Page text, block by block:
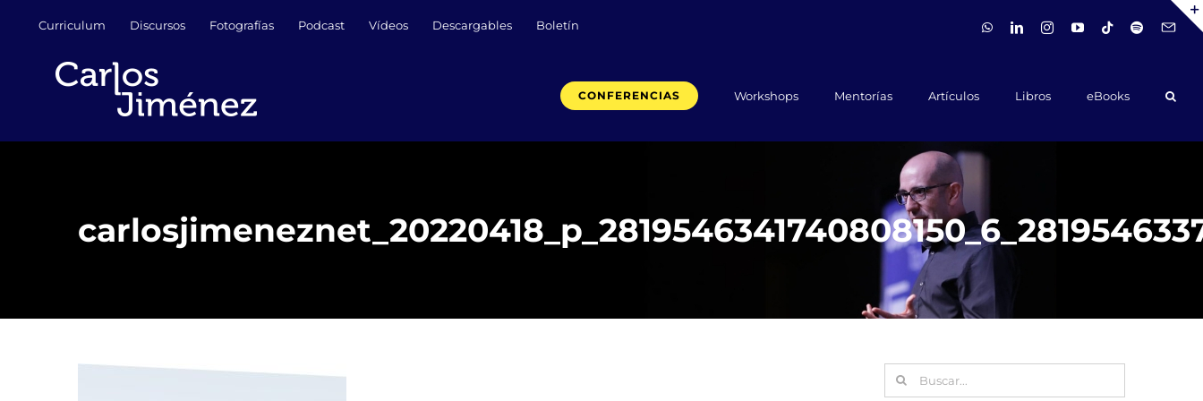
contenido
Curriculum Discursos Fotografías Podcast Vídeos Descargables Boletín WhatsApp
LinkedInInstagramYouTubeTiktokSpotify
CONFERENCIAS Workshops Mentorías Artículos Libros eBooks
Buscar: